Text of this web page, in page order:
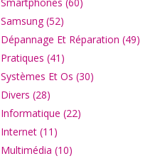
Samsung (52)
Dépannage Et Réparation (49)
Pratiques (41)
Systèmes Et Os (30)
Divers (28)
Informatique (22)
Internet (11)
Multimédia (10)